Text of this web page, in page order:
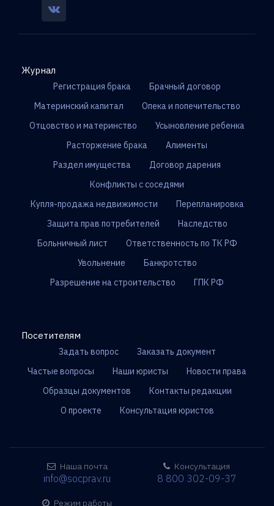
Журнал
Регистрация брака
Брачный договор
Материнский капитал
Опека и попечительство
Отцовство и материнство
Усыновление ребенка
Расторжение брака
Алименты
Раздел имущества
Договор дарения
Конфликты с соседями
Купля-продажа недвижимости
Перепланировка
Защита прав потребителей
Наследство
Больничный лист
Ответственность по ТК РФ
Увольнение
Банкротство
Разрешение на строительство
ГПК РФ
Посетителям
Задать вопрос
Заказать документ
Частые вопросы
Наши юристы
Новости права
Образцы документов
Контакты редакции
О проекте
Консультация юристов
Наша почта
info@socprav.ru
Режим работы
Консультация
8 800 302-09-37